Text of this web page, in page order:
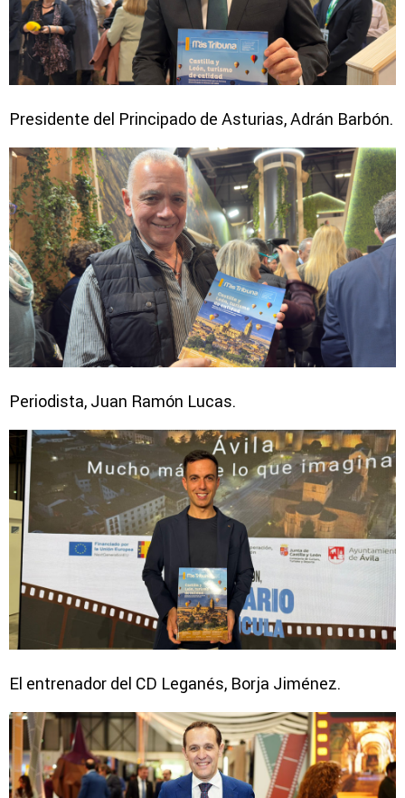
Presidente del Principado de Asturias, Adrán Barbón.
Periodista, Juan Ramón Lucas.
El entrenador del CD Leganés, Borja Jiménez.